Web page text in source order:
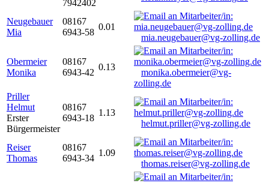
7942402
Neugebauer
Mia
08167
6943-58
0.01
mia.neugebauer@vg-zolling.de
Obermeier
Monika
08167
6943-42
0.13
monika.obermeier@vg-
zolling.de
Priller
Helmut
Erster
Bürgermeister
08167
6943-18
1.13
helmut.priller@vg-zolling.de
Reiser
Thomas
08167
6943-34
1.09
thomas.reiser@vg-zolling.de